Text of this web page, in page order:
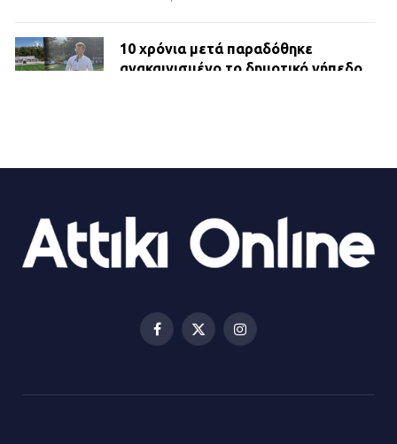
10 χρόνια μετά παραδόθηκε
ανακαινισμένο το δημοτικό γήπεδο
ΔΗΜΟΣ ΜΑΝΔΡΑΣ ΕΙΔΥΛΛΙΑΣ:
23.07.2026 | 14:58
Πολυχώρο ΙΡΙΣ
21.07.2026 | 14:01
Πώς έγινε η επίθεση στους δύο
Facebook
X
Instagram